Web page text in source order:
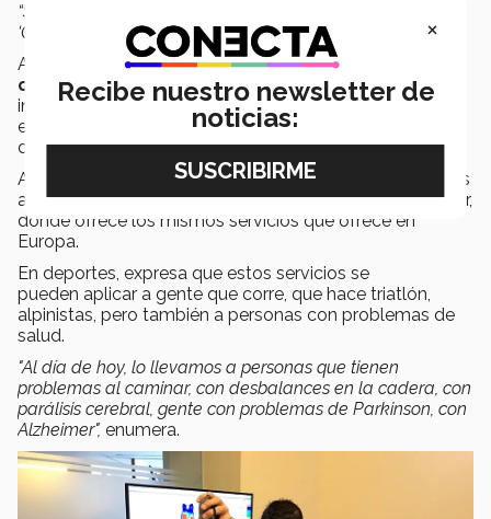
“Siempre que voy para allá (Europa) es lo que me dicen:
‘Qué raro es ver un mexicano aquí'.asegura
Ahora, además de colaborar conGebioMized y viajar
constantemente a Europa , donde lo acaban de
invitar a laVuelta de España, desde su espacio en
el
hospital de TecSaluddifunde esta ciencia a otros
deportistas interesados.
A partir de enero lo invitaron del Tec a traer sus servicios
al Hospital Zambrano, creando el Sports Science Center,
donde ofrece los mismos servicios que ofrece en
Europa.
En deportes, expresa que estos servicios se
pueden aplicar a gente que corre, que hace triatlón,
alpinistas, pero también a personas con problemas de
salud.
"Al día de hoy, lo llevamos a personas que tienen
problemas al caminar, con desbalances en la cadera, con
parálisis cerebral, gente con problemas de Parkinson, con
Alzheimer", enumera.
×
Recibe nuestro newsletter de
noticias: